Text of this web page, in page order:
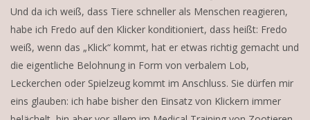
Und da ich weiß, dass Tiere schneller als Menschen reagieren,
habe ich Fredo auf den Klicker konditioniert, dass heißt: Fredo
weiß, wenn das „Klick“ kommt, hat er etwas richtig gemacht und
die eigentliche Belohnung in Form von verbalem Lob,
Leckerchen oder Spielzeug kommt im Anschluss. Sie dürfen mir
eins glauben: ich habe bisher den Einsatz von Klickern immer